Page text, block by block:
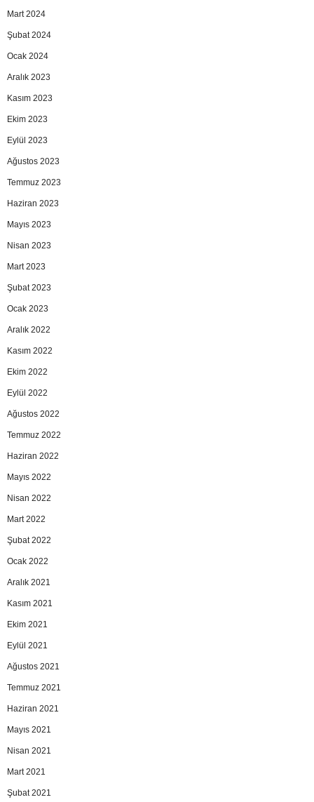
Mart 2024
Şubat 2024
Ocak 2024
Aralık 2023
Kasım 2023
Ekim 2023
Eylül 2023
Ağustos 2023
Temmuz 2023
Haziran 2023
Mayıs 2023
Nisan 2023
Mart 2023
Şubat 2023
Ocak 2023
Aralık 2022
Kasım 2022
Ekim 2022
Eylül 2022
Ağustos 2022
Temmuz 2022
Haziran 2022
Mayıs 2022
Nisan 2022
Mart 2022
Şubat 2022
Ocak 2022
Aralık 2021
Kasım 2021
Ekim 2021
Eylül 2021
Ağustos 2021
Temmuz 2021
Haziran 2021
Mayıs 2021
Nisan 2021
Mart 2021
Şubat 2021